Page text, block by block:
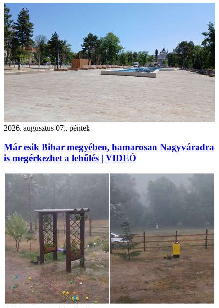
2026. augusztus 07., péntek
Már esik Bihar megyében, hamarosan Nagyváradra
is megérkezhet a lehűlés | VIDEÓ